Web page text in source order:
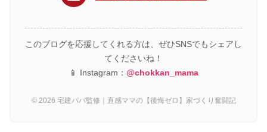
このブログを応援してくれる方は、ぜひSNSでもシェアし
てくださいね！
📱 Instagram： @chokkan_mama
© 2026 宅建パパ監修｜直感ママの【後悔ゼロ】家づくり奮闘記